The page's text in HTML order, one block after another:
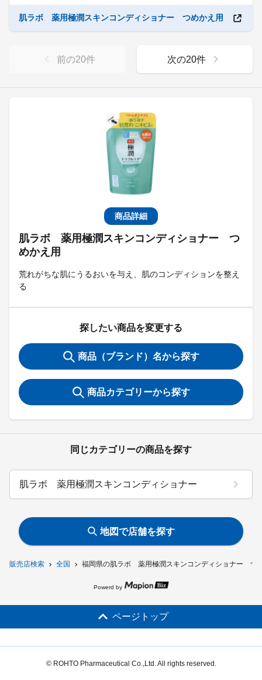
販売店検索 全国 福岡県の肌ラボ 薬用極潤スキンコンディショナー つ
商品詳細
肌ラボ 薬用極潤スキンコンディショナー つ
めかえ用
荒れがちな肌にうるおいを与え、肌のコンディションを整え
る
探したい商品を変更する
商品（ブランド）名から探す
商品カテゴリーから探す
同じカテゴリーの商品を探す
肌ラボ 薬用極潤スキンコンディショナー
肌ラボ 薬用極潤スキンコンディショナー つめかえ用
前の20件 次の20件
地図で店舗を探す
Powerd by
ページトップ
© ROHTO Pharmaceutical Co.,Ltd. All rights reserved.